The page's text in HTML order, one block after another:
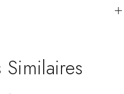
Similaires